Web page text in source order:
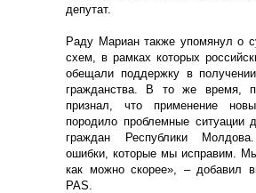
депутат.
Раду Мариан также упомянул о
схем, в рамках которых
обещали поддержку в
гражданства. В то же время,
признал, что применение
породило проблемные ситуации
граждан Республики
ошибки, которые мы исправим.
как можно скорее», – добавил
PAS.